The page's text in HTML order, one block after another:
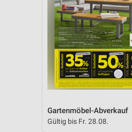
Gartenmöbel-Abverkauf
Gültig bis Fr. 28.08.